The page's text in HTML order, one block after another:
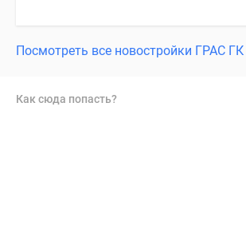
Посмотреть все новостройки ГРАС ГК
Как сюда попасть?